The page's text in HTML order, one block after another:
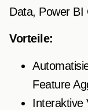
Data, Power BI
Vorteile:
Feature
Interaktive